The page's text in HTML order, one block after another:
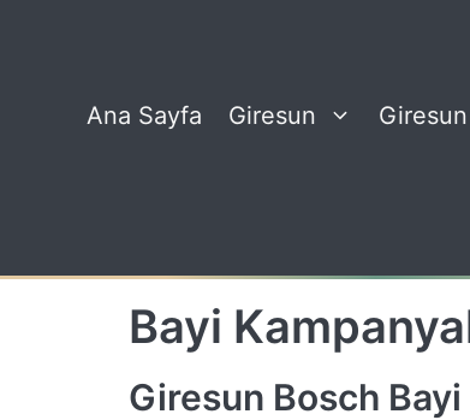
Ana Sayfa Giresun
Bayi
Giresun Bosch Bayi